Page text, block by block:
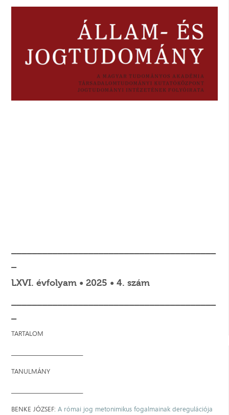
LXVI. évfolyam • 2025 • 4. szám
TARTALOM
TANULMÁNY
BENKE JÓZSEF:A római jog metonimikus fogalmainak deregulációja